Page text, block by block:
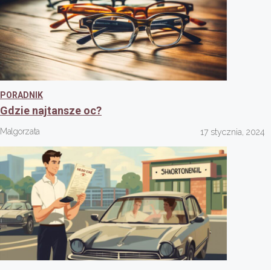
PORADNIK
Gdzie najtansze oc?
Malgorzata 17 stycznia, 2024